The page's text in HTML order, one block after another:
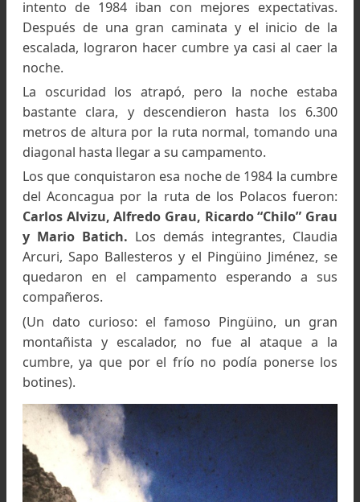
El Aconcagua visto desde la confluencia de la
de los relinchos con el río Las Vacas. A la derecha se
observa el glaciar de Los Polacos